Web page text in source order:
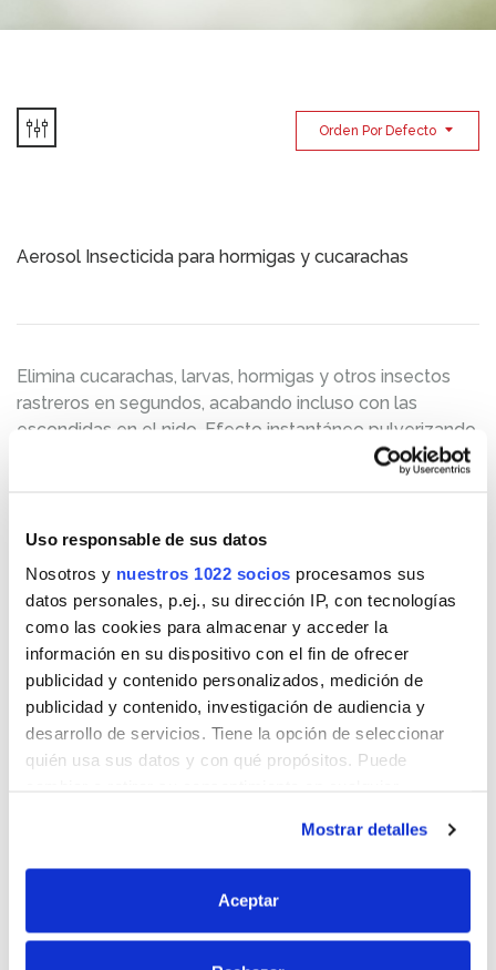
Uso responsable de sus datos
Nosotros y nuestros 1022 socios procesamos sus
datos personales, p.ej., su dirección IP, con tecnologías
como las cookies para almacenar y acceder la
información en su dispositivo con el fin de ofrecer
publicidad y contenido personalizados, medición de
publicidad y contenido, investigación de audiencia y
desarrollo de servicios. Tiene la opción de seleccionar
quién usa sus datos y con qué propósitos. Puede
Si lo permite, también quisiéramos:
Mostrar detalles
Aceptar
Orden Por Defecto
Aerosol Insecticida para hormigas y cucarachas
Elimina cucarachas, larvas, hormigas y otros insectos
rastreros en segundos, acabando incluso con las
escondidas en el nido. Efecto instantáneo pulverizando
Cebo Matahormigas en gel
Trampa con cebo para hormigas y pececillos de plata.
Especialmente indicada para eliminar las colonias en